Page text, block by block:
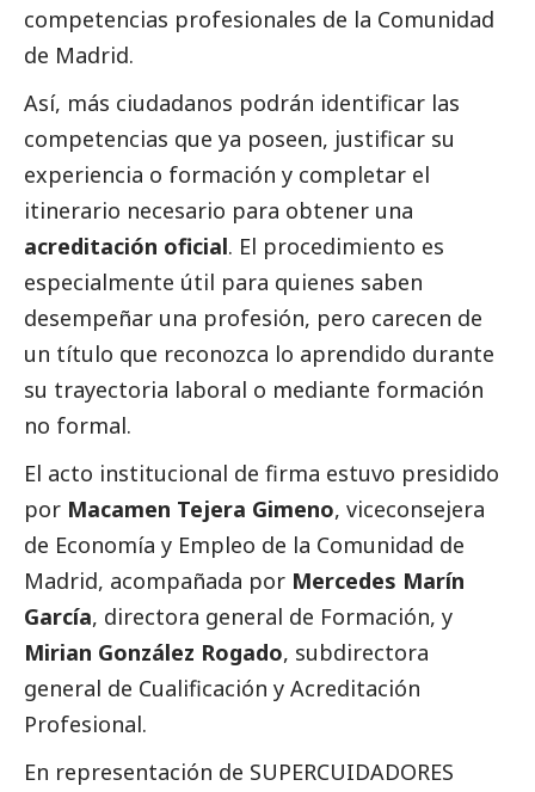
competencias profesionales de la Comunidad
de Madrid.
Así, más ciudadanos podrán identificar las
competencias que ya poseen, justificar su
experiencia o formación y completar el
itinerario necesario para obtener una
acreditación oficial. El procedimiento es
especialmente útil para quienes saben
desempeñar una profesión, pero carecen de
un título que reconozca lo aprendido durante
su trayectoria laboral o mediante formación
no formal.
El acto institucional de firma estuvo presidido
por Macamen Tejera Gimeno, viceconsejera
de Economía y Empleo de la Comunidad de
Madrid, acompañada por Mercedes Marín
García, directora general de Formación, y
Mirian González Rogado, subdirectora
general de Cualificación y Acreditación
Profesional.
En representación de SUPERCUIDADORES